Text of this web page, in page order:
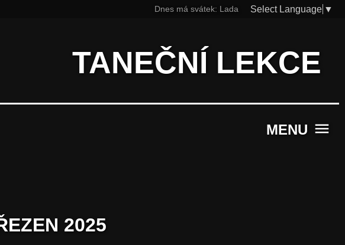
Dnes má svátek: Lada Select Language ▼
TANEČNÍ LEKCE
MENU menu
2025